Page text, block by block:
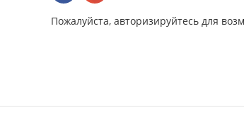
Пожалуйста, авторизируйтесь для